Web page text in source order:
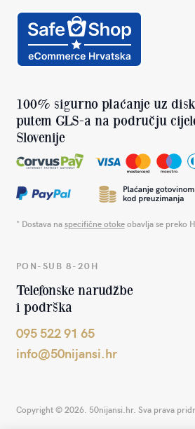
100% sigurno plaćanje uz
putem GLS-a na području
Slovenije
* Dostava naspecifične otokeobavlja se preko
PON-SUB 8-20H
Telefonske narudžbe
i podrška
095 522 91 65
info@50nijansi.hr
Copyright © 2026. 50nijansi.hr. Sva prava